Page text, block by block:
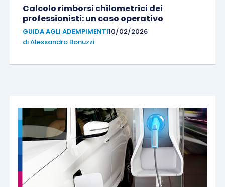
Calcolo rimborsi chilometrici dei
professionisti: un caso operativo
GUIDA AGLI ADEMPIMENTI10/02/2026
diAlessandro Bonuzzi